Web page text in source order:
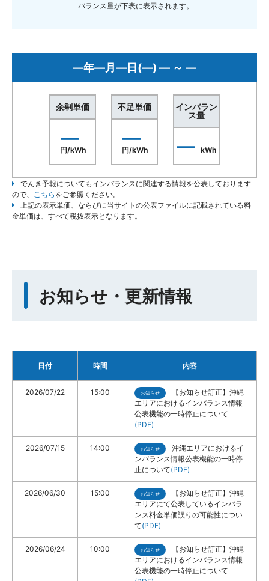
バランス量が下表に表示されます。
—年—月—日(—) — ～ —
余剰単価
—
円/kWh
不足単価
—
円/kWh
インバラン
ス量
— kWh
でんき予報についてもインバランスに関連する情報を公表しております
ので、 こちら をご参照ください。
上記の表示単価、ならびに当サイトの公表ファイルに記載されている料
金単価は、すべて税抜表示となります。
お知らせ・更新情報
日付 時間 内容
2026/07/22 15:00 お知らせ
【お知らせ訂正】沖縄
エリアにおけるインバランス情報
公表機能の一時停止について
(PDF)
2026/07/15 14:00 お知らせ
沖縄エリアにおけるイ
ンバランス情報公表機能の一時停
止について(PDF)
2026/06/30 15:00 お知らせ
【お知らせ訂正】沖縄
エリアにて公表しているインバラ
ンス料金単価誤りの可能性につい
て(PDF)
2026/06/24 10:00 お知らせ
【お知らせ訂正】沖縄
エリアにおけるインバランス情報
公表機能の一時停止について